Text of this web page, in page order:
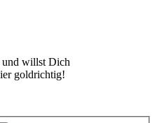
und willst Dich
goldrichtig!